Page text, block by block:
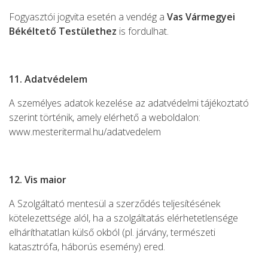
Fogyasztói jogvita esetén a vendég a Vas Vármegyei
Békéltető Testülethez is fordulhat.
11. Adatvédelem
A személyes adatok kezelése az adatvédelmi tájékoztató
szerint történik, amely elérhető a weboldalon:
www.mesteritermal.hu/adatvedelem
12. Vis maior
A Szolgáltató mentesül a szerződés teljesítésének
kötelezettsége alól, ha a szolgáltatás elérhetetlensége
elháríthatatlan külső okból (pl. járvány, természeti
katasztrófa, háborús esemény) ered.